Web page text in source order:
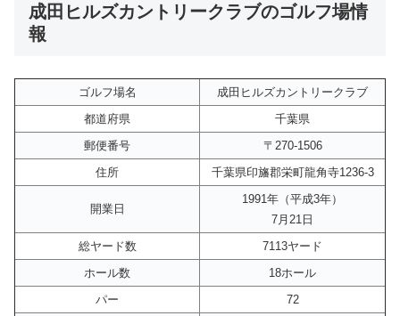
成田ヒルズカントリークラブのゴルフ場情
報
ゴルフ場名
成田ヒルズカントリークラブ
都道府県
千葉県
郵便番号
〒270-1506
住所
千葉県印旛郡栄町龍角寺1236-3
開業日
1991年（平成3年）
7月21日
総ヤード数
7113ヤード
ホール数
18ホール
パー
72